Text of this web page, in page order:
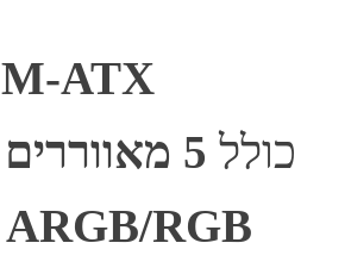
M-ATX
כולל 5 מאווררים
ARGB/RGB